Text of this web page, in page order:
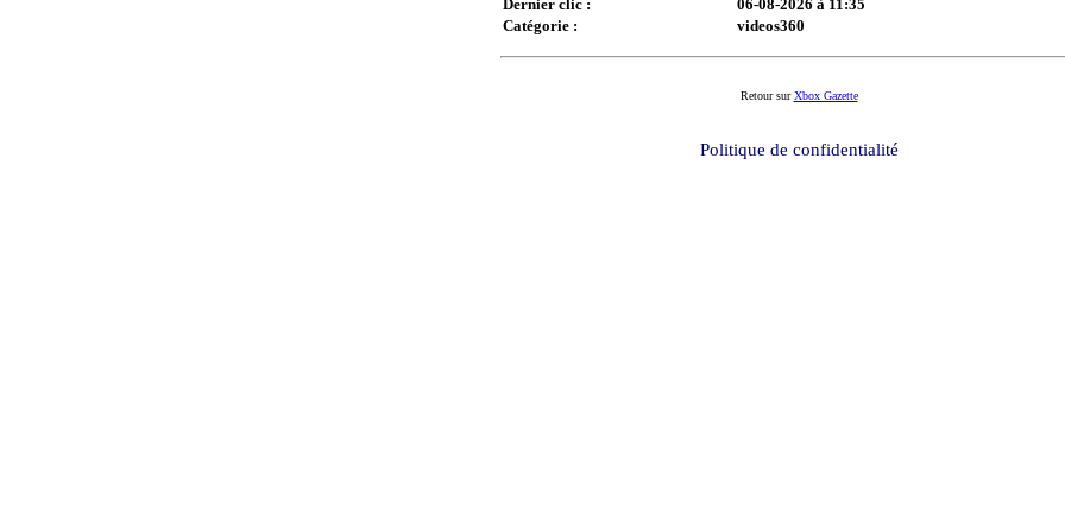
Dernier clic :
06-08-2026 à 11:35
Catégorie :
videos360
Retour surXbox Gazette
Politique de confidentialité